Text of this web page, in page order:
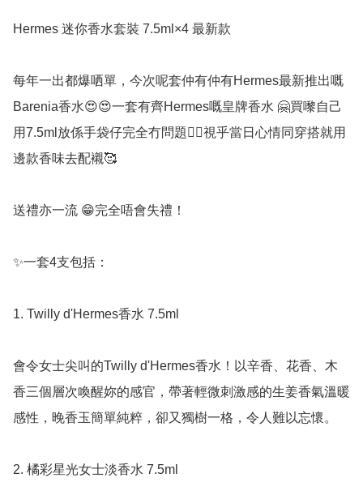
Hermes 迷你香水套裝 7.5ml×4 最新款
每年一出都爆哂單，今次呢套仲有仲有Hermes最新推出嘅
Barenia香水😍😍一套有齊Hermes嘅皇牌香水 🤗買嚟自己
用7.5ml放係手袋仔完全冇問題👍🏻視乎當日心情同穿搭就用
邊款香味去配襯🥰
送禮亦一流 😁完全唔會失禮！
✨一套4支包括：
1. Twilly d'Hermes香水 7.5ml
會令女士尖叫的Twilly d'Hermes香水！以辛香、花香、木
香三個層次喚醒妳的感官，帶著輕微刺激感的生姜香氣溫暖
感性，晚香玉簡單純粹，卻又獨樹一格，令人難以忘懷。
2. 橘彩星光女士淡香水 7.5ml